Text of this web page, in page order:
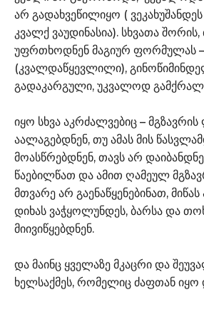
არ გადახვეწილიყო ( ვეკახუშანდეს
კვალქ ვაუდინასია). სხვათა
უფრთხოდნენ მაგიურ ფორმულას
(კვალდაწყევლილი),
გადაკარგული, უკვალოდ
იყო სხვა აკრძალვებიც –
აალაგებდნენ, თუ ამას მის
მოასწრებდნენ, თავს არ
წაებილწათ და ამით ღამეულ
მთვარე არ გაენაწყენებინათ,
დიხას ვაჭყოლუნდეს, ბარსა და
მიივიწყებდნენ.
და მაინც ყველაზე მკაცრი და
ხელსაქმეს, რომელიც ძაფთან იყო